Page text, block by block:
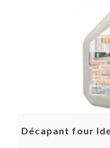
Décapant four